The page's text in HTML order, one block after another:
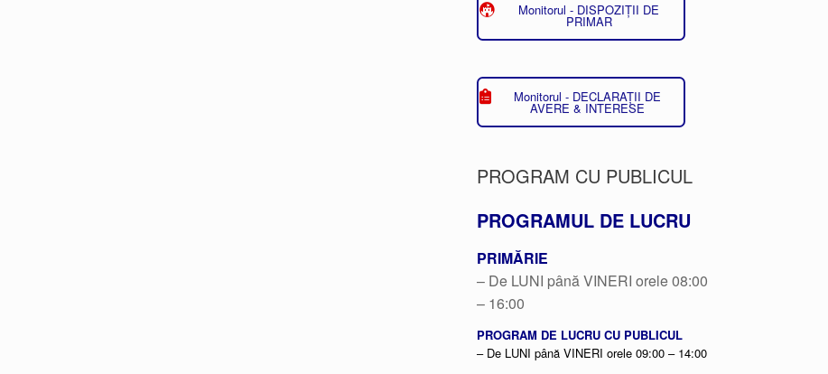
Monitorul - DISPOZIȚII DE
PRIMAR
Monitorul - DECLARAȚII DE
AVERE & INTERESE
PROGRAM CU PUBLICUL
PROGRAMUL DE LUCRU
PRIMĂRIE
– De LUNI până VINERI orele 08:00
– 16:00
PROGRAM DE LUCRU CU PUBLICUL
– De LUNI până VINERI orele 09:00 – 14:00